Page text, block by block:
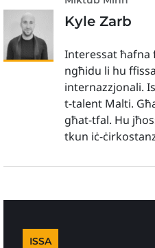
Kyle Zarb
Interessat ħafna
ngħidu li hu
internazzjonali.
t-talent Malti.
għat-tfal. Hu
tkun iċ-
ISSA